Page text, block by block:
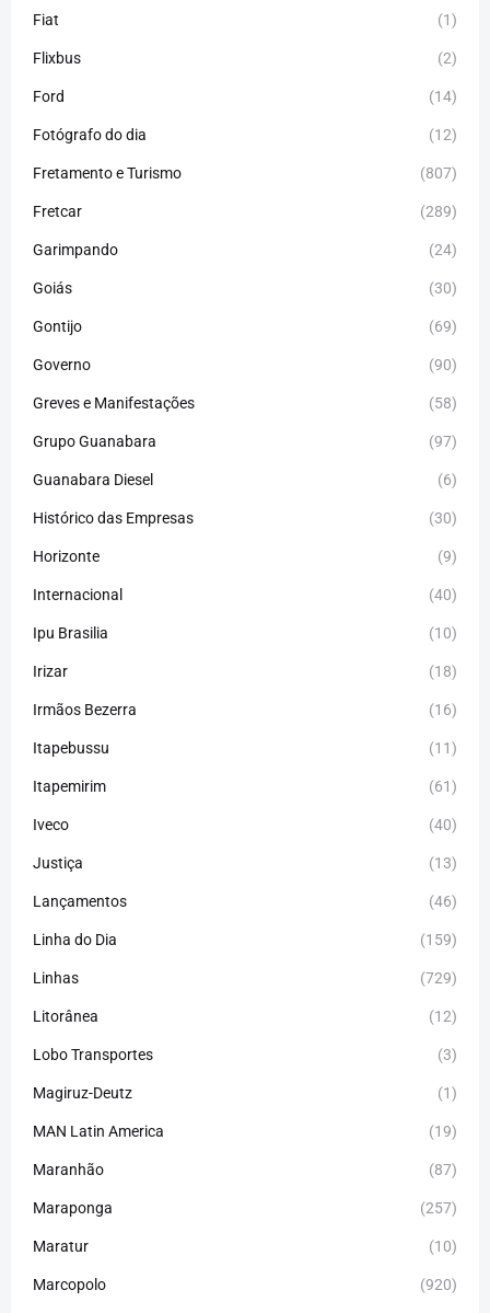
Fiat (1)
Flixbus (2)
Ford (14)
Fotógrafo do dia (12)
Fretamento e Turismo (807)
Fretcar (289)
Garimpando (24)
Goiás (30)
Gontijo (69)
Governo (90)
Greves e Manifestações (58)
Grupo Guanabara (97)
Guanabara Diesel (6)
Histórico das Empresas (30)
Horizonte (9)
Internacional (40)
Ipu Brasilia (10)
Irizar (18)
Irmãos Bezerra (16)
Itapebussu (11)
Itapemirim (61)
Iveco (40)
Justiça (13)
Lançamentos (46)
Linha do Dia (159)
Linhas (729)
Litorânea (12)
Lobo Transportes (3)
Magiruz-Deutz (1)
MAN Latin America (19)
Maranhão (87)
Maraponga (257)
Maratur (10)
Marcopolo (920)